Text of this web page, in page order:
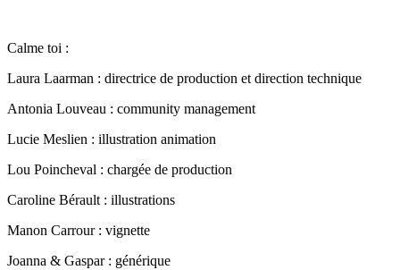
Calme toi :
Laura Laarman : directrice de production et direction technique
Antonia Louveau : community management
Lucie Meslien : illustration animation
Lou Poincheval : chargée de production
Caroline Bérault : illustrations
Manon Carrour : vignette
Joanna & Gaspar : générique